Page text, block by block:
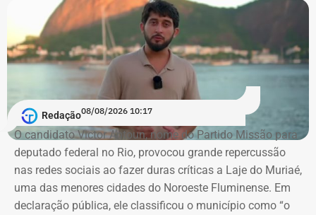
Redação08/08/2026 10:17
O candidato Victor Antoun, nome do Partido Missão para
deputado federal no Rio, provocou grande repercussão
nas redes sociais ao fazer duras críticas a Laje do Muriaé,
uma das menores cidades do Noroeste Fluminense. Em
declaração pública, ele classificou o município como “o